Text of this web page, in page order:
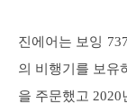
진에어는 보잉
의 비행기를 보유
을 주문했고